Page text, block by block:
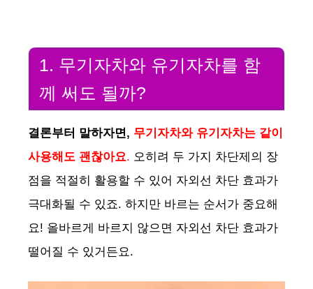
1. 무기자차와 유기자차를 함
께 써도 될까?
결론부터 말하자면, 무기자차와 유기자차는 같이
사용해도 괜찮아요. 오히려 두 가지 차단제의 장
점을 적절히 활용할 수 있어 자외선 차단 효과가
극대화될 수 있죠. 하지만 바르는 순서가 중요해
요! 올바르게 바르지 않으면 자외선 차단 효과가
떨어질 수 있거든요.